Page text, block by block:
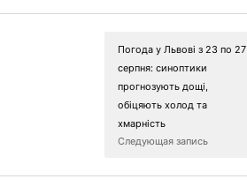
Погода у Львові з 23 по 27
серпня: синоптики
прогнозують дощі,
обіцяють холод та
хмарність
Следующая запись